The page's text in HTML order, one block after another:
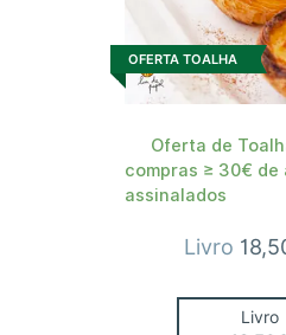
OFERTA TOALHA
Oferta de
compras ≥ 30€ de
assinalados
Livro
Livro